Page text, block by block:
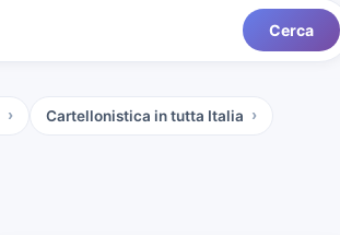
Cerca
Cartellonistica in tutta Italia